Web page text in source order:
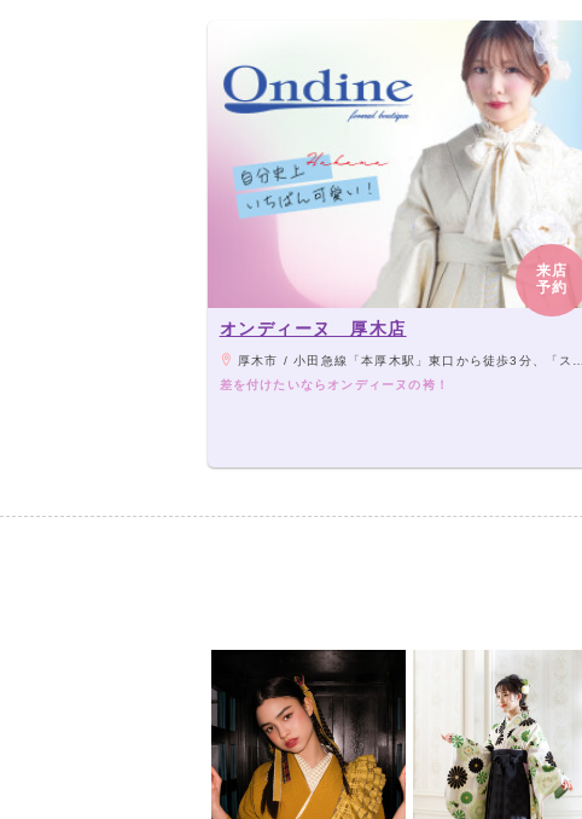
来店
予約
オンディーヌ 厚木店
厚木市 / 小田急線「本厚木駅」東口から徒歩3分、「スリーエスホテル厚木」目の前
差を付けたいならオンディーヌの袴！